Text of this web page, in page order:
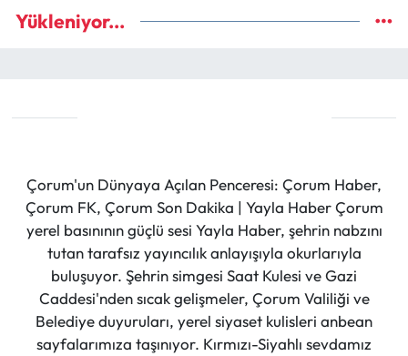
Yükleniyor...
Çorum'un Dünyaya Açılan Penceresi: Çorum Haber,
Çorum FK, Çorum Son Dakika | Yayla Haber Çorum
yerel basınının güçlü sesi Yayla Haber, şehrin nabzını
tutan tarafsız yayıncılık anlayışıyla okurlarıyla
buluşuyor. Şehrin simgesi Saat Kulesi ve Gazi
Caddesi'nden sıcak gelişmeler, Çorum Valiliği ve
Belediye duyuruları, yerel siyaset kulisleri anbean
sayfalarımıza taşınıyor. Kırmızı-Siyahlı sevdamız